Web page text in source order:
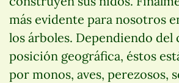
más evidente para nosotros
los árboles. Dependiendo del
posición geográfica, éstos
por monos, aves, perezosos,